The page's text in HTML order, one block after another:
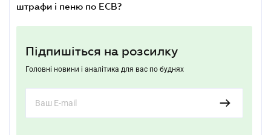
штрафи і пеню по ЕСВ?
Підпишіться на розсилку
Головні новини і аналітика для вас по буднях